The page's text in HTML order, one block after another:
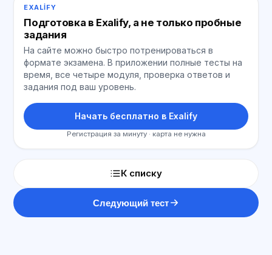
EXALIFY
Подготовка в Exalify, а не только пробные
задания
На сайте можно быстро потренироваться в
формате экзамена. В приложении полные тесты на
время, все четыре модуля, проверка ответов и
задания под ваш уровень.
Начать бесплатно в Exalify
Регистрация за минуту · карта не нужна
К списку
Следующий тест